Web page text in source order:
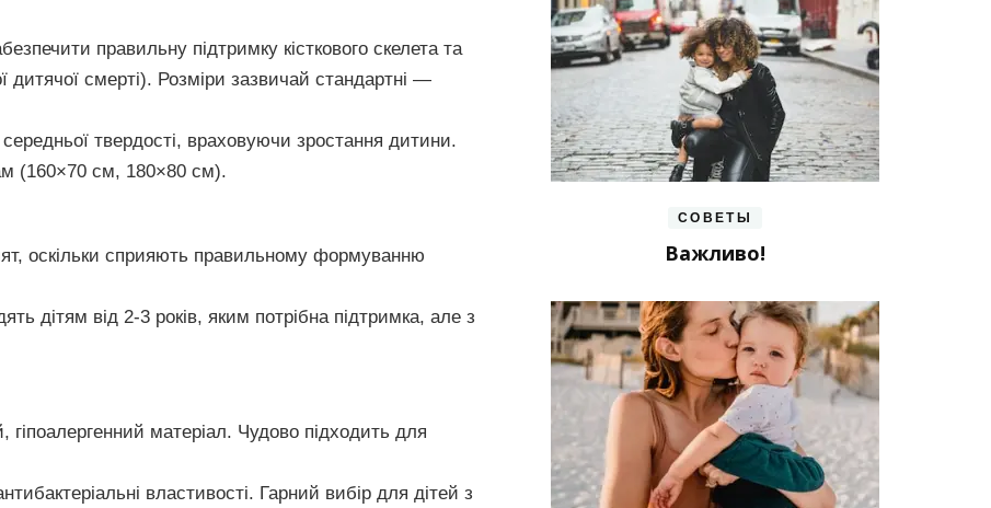
правильну підтримку кісткового скелета та
смерті). Розміри зазвичай стандартні —
твердості, враховуючи зростання дитини.
(160×70 см, 180×80 см).
оскільки сприяють правильному формуванню
дітям від 2-3 років, яким потрібна підтримка, але з
матеріал. Чудово підходить для
властивості. Гарний вибір для дітей з
СОВЕТЫ
Важливо!